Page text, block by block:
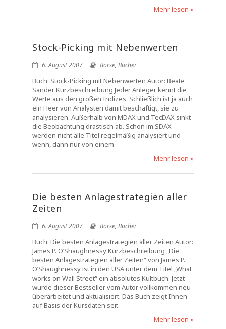
Mehr lesen »
Stock-Picking mit Nebenwerten
6. August 2007 Börse, Bücher
Buch: Stock-Picking mit Nebenwerten Autor: Beate
Sander Kurzbeschreibung Jeder Anleger kennt die
Werte aus den großen Indizes. Schließlich ist ja auch
ein Heer von Analysten damit beschäftigt, sie zu
analysieren. Außerhalb von MDAX und TecDAX sinkt
die Beobachtung drastisch ab. Schon im SDAX
werden nicht alle Titel regelmäßig analysiert und
wenn, dann nur von einem
Mehr lesen »
Die besten Anlagestrategien aller
Zeiten
6. August 2007 Börse, Bücher
Buch: Die besten Anlagestrategien aller Zeiten Autor:
James P. O’Shaughnessy Kurzbeschreibung „Die
besten Anlagestrategien aller Zeiten“ von James P.
O’Shaughnessy ist in den USA unter dem Titel „What
works on Wall Street“ ein absolutes Kultbuch. Jetzt
wurde dieser Bestseller vom Autor vollkommen neu
überarbeitet und aktualisiert. Das Buch zeigt Ihnen
auf Basis der Kursdaten seit
Mehr lesen »